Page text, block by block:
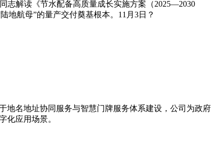
志解读《节水配备高质量成长实施方案（2025—2030
地航母”的量产交付奠基根本。11月3日？
地名地址协同服务与智慧门牌服务体系建设，公司为政府
化应用场景。